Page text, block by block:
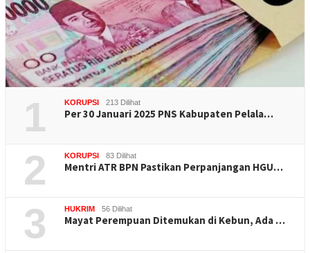
1 KORUPSI 213 Dilihat
Per 30 Januari 2025 PNS Kabupaten Pelala…
2 KORUPSI 83 Dilihat
Mentri ATR BPN Pastikan Perpanjangan HGU…
3 HUKRIM 56 Dilihat
Mayat Perempuan Ditemukan di Kebun, Ada …